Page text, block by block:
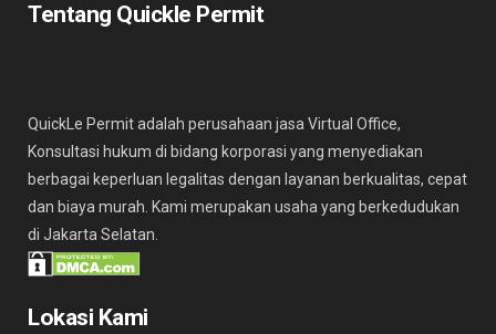
Tentang Quickle Permit
QuickLe Permit adalah perusahaan jasa Virtual Office,
Konsultasi hukum di bidang korporasi yang menyediakan
berbagai keperluan legalitas dengan layanan berkualitas, cepat
dan biaya murah. Kami merupakan usaha yang berkedudukan
di Jakarta Selatan.
Lokasi Kami